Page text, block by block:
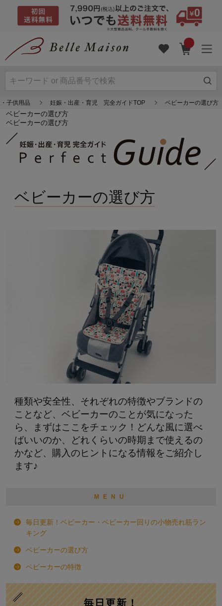
子供用品 妊娠・出産・育児 完全ガイドTOP ベビーカーの選び方
ベビーカーの選び方
ベビーカーの選び方
ベビーカーの選び方
種類や安全性、それぞれの特徴やブランドの
ことなど、ベビーカーのことが気になった
ら、まずはここをチェック！どんな風に選べ
ばいいのか、どれくらいの時期まで使えるの
かなど、購入のヒントになる情報をご紹介し
ます♪
MENU
毎日更新！ベビーカー・ベビーカー回りの小物売れ筋ラン
キング
ベビーカーの選び方
ベビーカーの特徴
毎日更新！